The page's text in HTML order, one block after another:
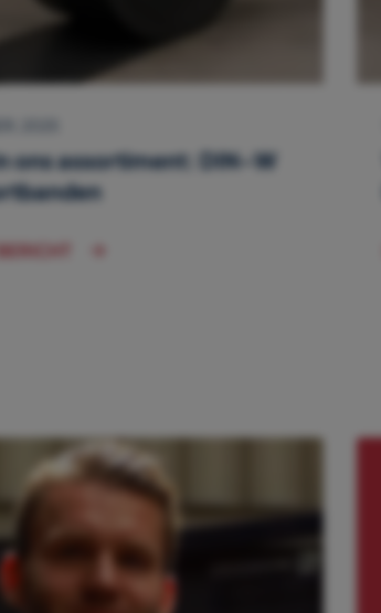
ons assortiment: DIN-W